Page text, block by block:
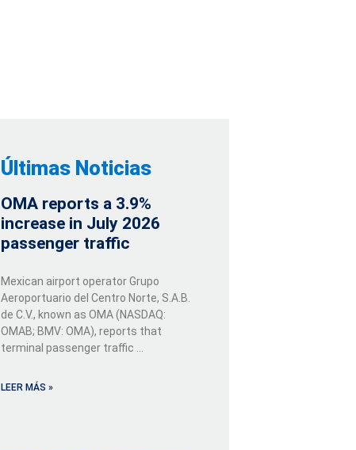
Últimas Noticias
OMA reports a 3.9%
increase in July 2026
passenger traffic
Mexican airport operator Grupo
Aeroportuario del Centro Norte, S.A.B.
de C.V., known as OMA (NASDAQ:
OMAB; BMV: OMA), reports that
terminal passenger traffic …
LEER MÁS »